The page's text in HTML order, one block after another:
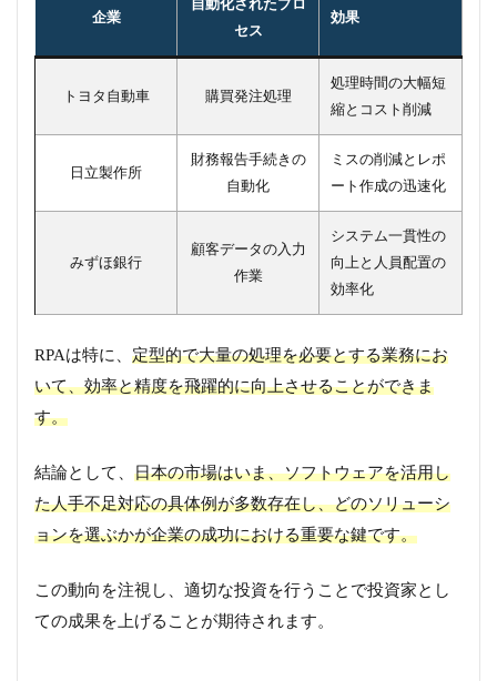
企業
自動化されたプロ
セス
効果
トヨタ自動車 購買発注処理
処理時間の大幅短
縮とコスト削減
日立製作所
財務報告手続きの
自動化
ミスの削減とレポ
ート作成の迅速化
みずほ銀行
顧客データの入力
作業
システム一貫性の
向上と人員配置の
効率化
RPAは特に、 定型的で大量の処理を必要とする業務にお
いて、効率と精度を飛躍的に向上させることができま
す。
結論として、 日本の市場はいま、ソフトウェアを活用し
た人手不足対応の具体例が多数存在し、どのソリューシ
ョンを選ぶかが企業の成功における重要な鍵です。
この動向を注視し、適切な投資を行うことで投資家とし
ての成果を上げることが期待されます。